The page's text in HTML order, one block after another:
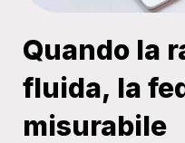
Quando la
fluida, la
misurabile